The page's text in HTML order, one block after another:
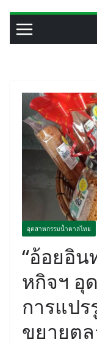
อุตสาหกรรมน้ำตาลไทย
“อ้อยอิน
หกิจฯ อุ
การแปร
ขยายตล